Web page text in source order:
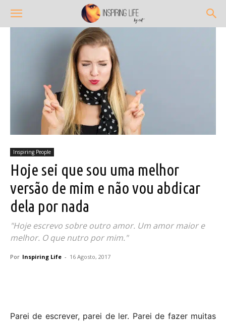
Inspiring People
Hoje sei que sou uma melhor
versão de mim e não vou abdicar
dela por nada
"Hoje escrevo sobre outro amor. Um amor maior e
melhor. O que nutro por mim."
Por Inspiring Life - 16 Agosto, 2017
Parei de escrever, parei de ler. Parei de fazer muitas